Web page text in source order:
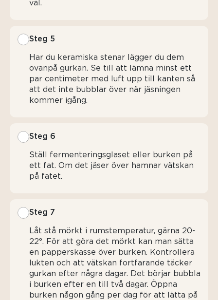
väl.
Steg 5
Har du keramiska stenar lägger du dem
ovanpå gurkan. Se till att lämna minst ett
par centimeter med luft upp till kanten så
att det inte bubblar över när jäsningen
kommer igång.
Steg 6
Ställ fermenteringsglaset eller burken på
ett fat. Om det jäser över hamnar vätskan
på fatet.
Steg 7
Låt stå mörkt i rumstemperatur, gärna 20-
22°. För att göra det mörkt kan man sätta
en papperskasse över burken. Kontrollera
lukten och att vätskan fortfarande täcker
gurkan efter några dagar. Det börjar bubbla
i burken efter en till två dagar. Öppna
burken någon gång per dag för att lätta på